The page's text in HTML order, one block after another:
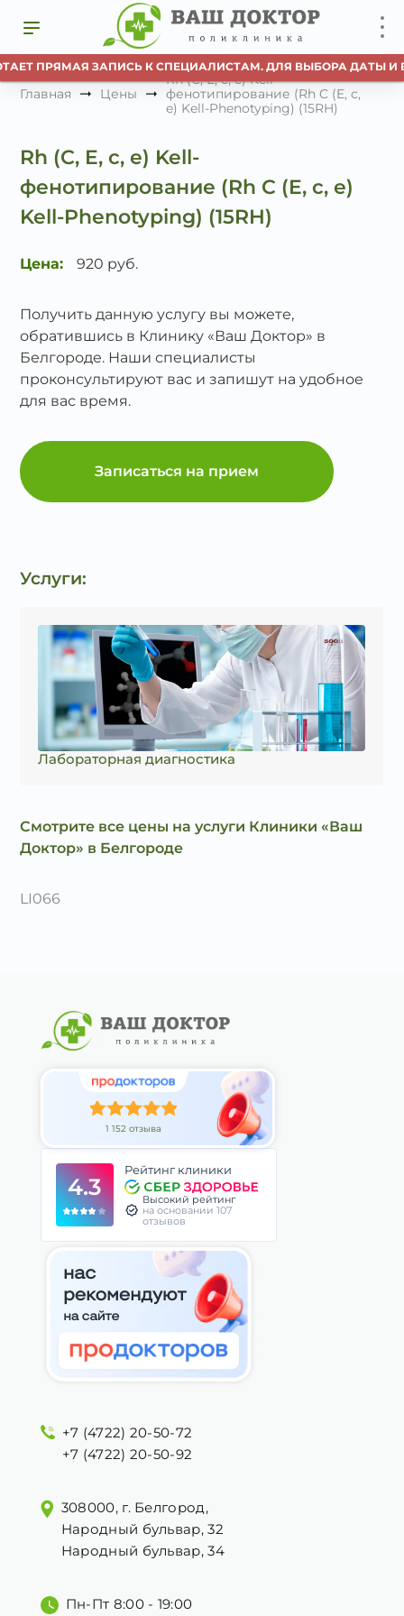
ПРЯМАЯ ЗАПИСЬ К СПЕЦИАЛИСТАМ. ДЛЯ ВЫБОРА ДАТЫ И
Главная Цены
Rh (C, E, c, e) Kell-
фенотипирование (Rh C (E, c,
e) Kell-Phenotyping) (15RH)
Rh (C, E, c, e) Kell-
фенотипирование (Rh C (E, c, e)
Kell-Phenotyping) (15RH)
Цена: 920 руб.
Получить данную услугу вы можете,
обратившись в Клинику «Ваш Доктор» в
Белгороде. Наши специалисты
проконсультируют вас и запишут на удобное
для вас время.
Записаться на прием
Услуги:
Лабораторная диагностика
Смотрите все цены на услуги Клиники «Ваш
Доктор» в Белгороде
LI066
1 152 отзыва
4.3
Рейтинг клиники
Высокий рейтинг
на основании 107
отзывов
+7 (4722) 20-50-72
+7 (4722) 20-50-92
308000, г. Белгород,
Народный бульвар, 32
Народный бульвар, 34
Пн-Пт 8:00 - 19:00